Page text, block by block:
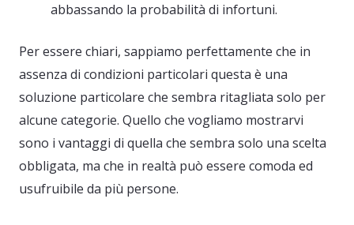
abbassando la probabilità di infortuni.
Per essere chiari, sappiamo perfettamente che in
assenza di condizioni particolari questa è una
soluzione particolare che sembra ritagliata solo per
alcune categorie. Quello che vogliamo mostrarvi
sono i vantaggi di quella che sembra solo una scelta
obbligata, ma che in realtà può essere comoda ed
usufruibile da più persone.